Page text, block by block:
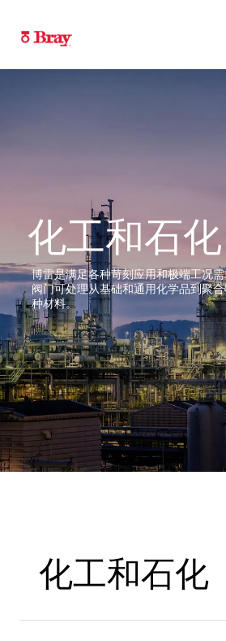
化工和石化
博雷是满足各种苛刻应用和极端工况需
阀门可处理从基础和通用化学品到聚
种材料。
化工和石化